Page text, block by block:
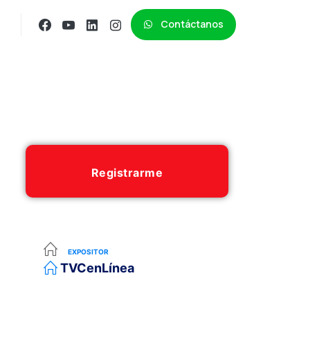
Contáctanos
Registrarme
EXPOSITOR
TVCenLínea